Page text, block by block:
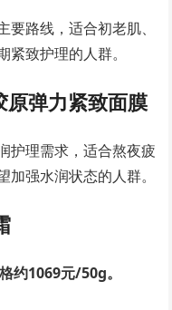
要路线，适合初老肌、
致护理的人群。
原弹力紧致面膜
护理需求，适合熬夜疲
强水润状态的人群。
约1069元/50g。